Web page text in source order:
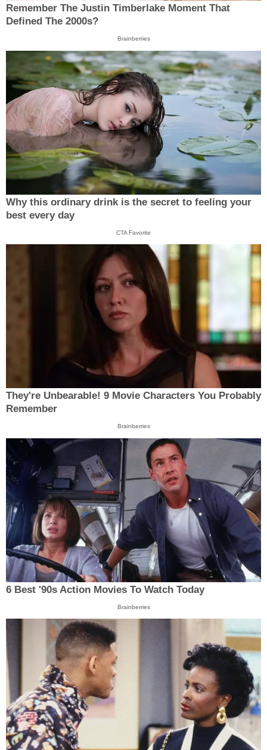
Remember The Justin Timberlake Moment That
Defined The 2000s?
Brainberries
Why this ordinary drink is the secret to feeling your
best every day
CTA Favorite
They're Unbearable! 9 Movie Characters You Probably
Remember
Brainberries
6 Best '90s Action Movies To Watch Today
Brainberries